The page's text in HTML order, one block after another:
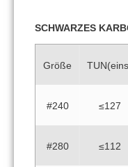
SCHWARZES
Größe
#240 ≤127
#280 ≤112